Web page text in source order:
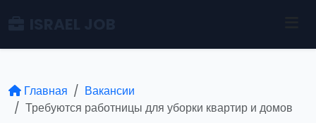
Главная
Вакансии
Требуются работницы для уборки квартир и домов